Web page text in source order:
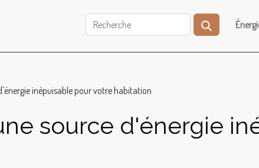
inépuisable pour votre habitation
source d'énergie